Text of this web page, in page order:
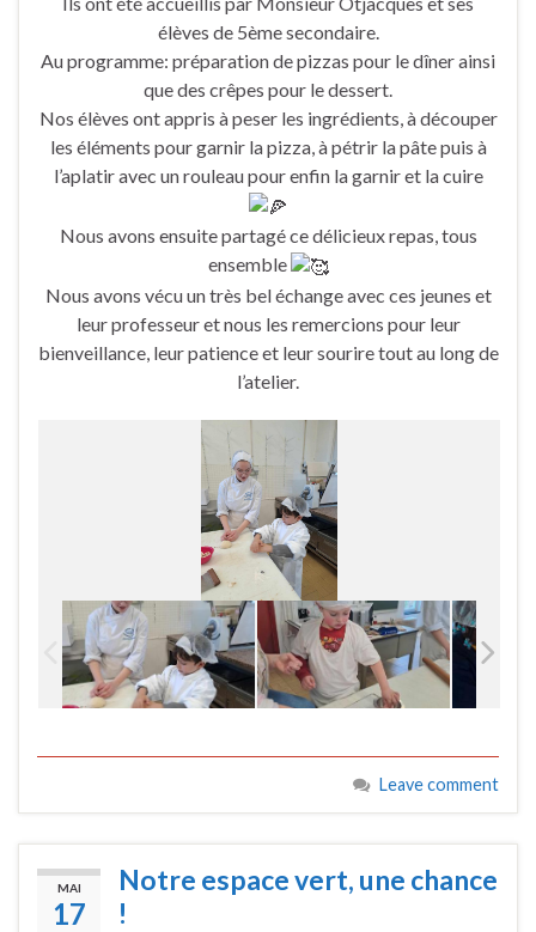
élèves de 5ème secondaire.
Au programme: préparation de pizzas pour le dîner ainsi
que des crêpes pour le dessert.
Nos élèves ont appris à peser les ingrédients, à découper
les éléments pour garnir la pizza, à pétrir la pâte puis à
l’aplatir avec un rouleau pour enfin la garnir et la cuire
Nous avons ensuite partagé ce délicieux repas, tous
ensemble
Nous avons vécu un très bel échange avec ces jeunes et
leur professeur et nous les remercions pour leur
bienveillance, leur patience et leur sourire tout au long de
l’atelier.
Leave comment
MAI
17
Notre espace vert, une chance
!